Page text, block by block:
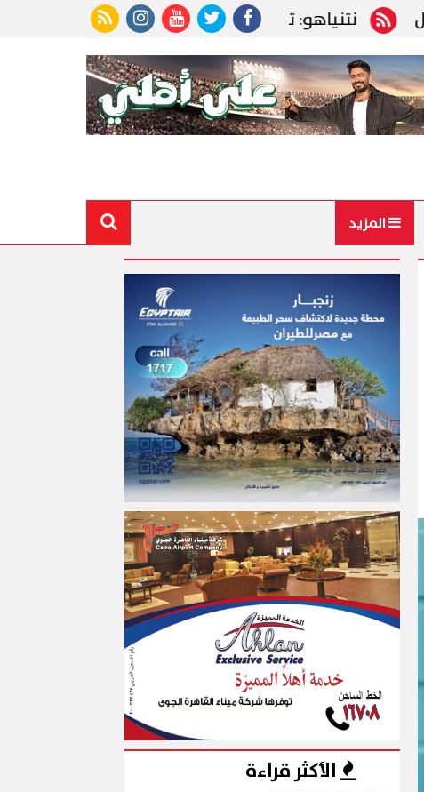
نتنياهو: ترامب أعظم أصدقائنا.. ووجود إسرائيل ليس
المزيد
الأكثر قراءة